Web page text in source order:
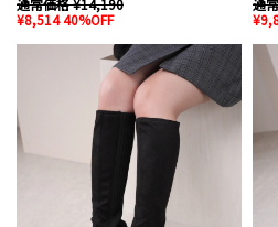
¥8,514 40%OFF